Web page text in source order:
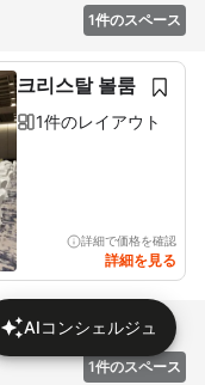
1件のスペース
크리스탈 볼룸
1件のレイアウト
詳細で価格を確認
詳細を見る
1件のスペース
AIコンシェルジュ